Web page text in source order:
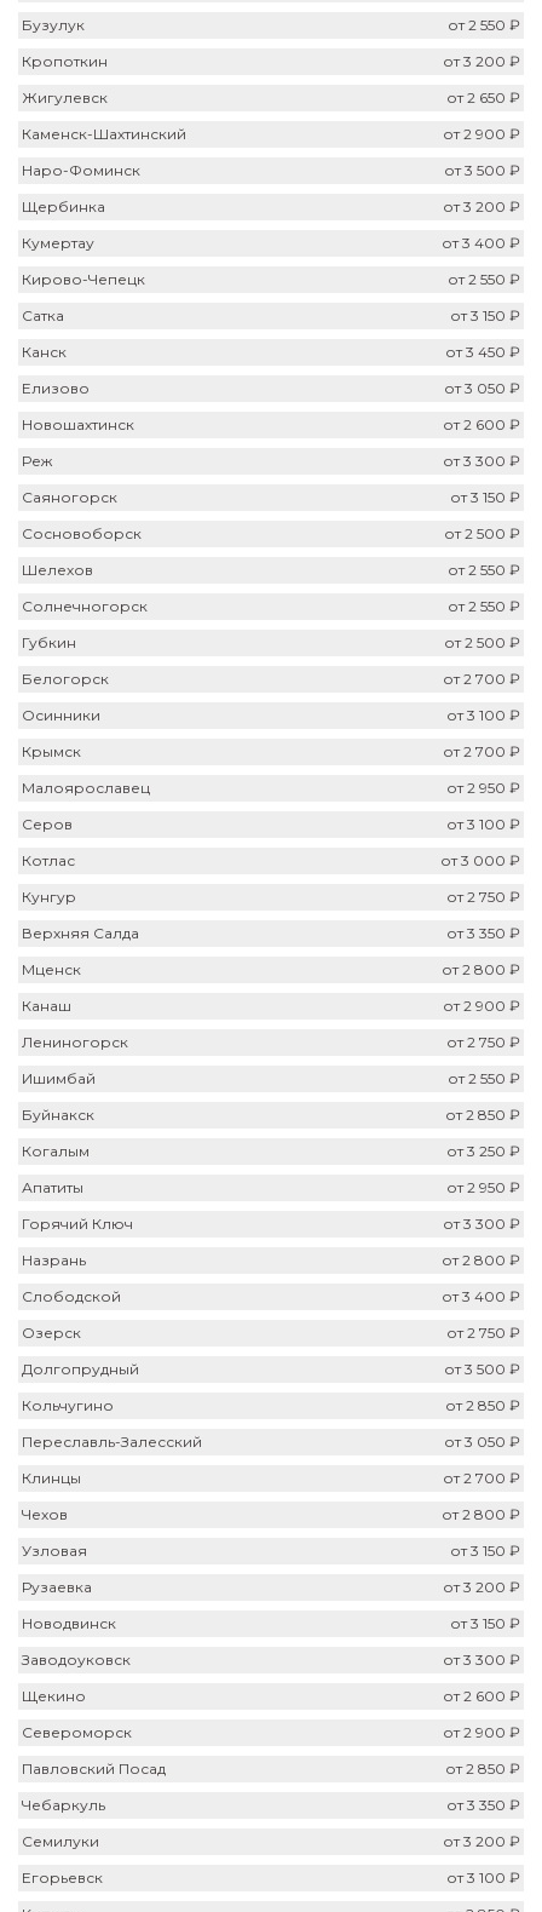
Бузулук
от 2 550 ₽
Кропоткин
от 3 200 ₽
Жигулевск
от 2 650 ₽
Каменск-Шахтинский
от 2 900 ₽
Наро-Фоминск
от 3 500 ₽
Щербинка
от 3 200 ₽
Кумертау
от 3 400 ₽
Кирово-Чепецк
от 2 550 ₽
Сатка
от 3 150 ₽
Канск
от 3 450 ₽
Елизово
от 3 050 ₽
Новошахтинск
от 2 600 ₽
Реж
от 3 300 ₽
Саяногорск
от 3 150 ₽
Сосновоборск
от 2 500 ₽
Шелехов
от 2 550 ₽
Солнечногорск
от 2 550 ₽
Губкин
от 2 500 ₽
Белогорск
от 2 700 ₽
Осинники
от 3 100 ₽
Крымск
от 2 700 ₽
Малоярославец
от 2 950 ₽
Серов
от 3 100 ₽
Котлас
от 3 000 ₽
Кунгур
от 2 750 ₽
Верхняя Салда
от 3 350 ₽
Мценск
от 2 800 ₽
Канаш
от 2 900 ₽
Лениногорск
от 2 750 ₽
Ишимбай
от 2 550 ₽
Буйнакск
от 2 850 ₽
Когалым
от 3 250 ₽
Апатиты
от 2 950 ₽
Горячий Ключ
от 3 300 ₽
Назрань
от 2 800 ₽
Слободской
от 3 400 ₽
Озерск
от 2 750 ₽
Долгопрудный
от 3 500 ₽
Кольчугино
от 2 850 ₽
Переславль-Залесский
от 3 050 ₽
Клинцы
от 2 700 ₽
Чехов
от 2 800 ₽
Узловая
от 3 150 ₽
Рузаевка
от 3 200 ₽
Новодвинск
от 3 150 ₽
Заводоуковск
от 3 300 ₽
Щекино
от 2 600 ₽
Североморск
от 2 900 ₽
Павловский Посад
от 2 850 ₽
Чебаркуль
от 3 350 ₽
Семилуки
от 3 200 ₽
Егорьевск
от 3 100 ₽